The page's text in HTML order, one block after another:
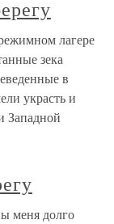
лагере
зека
в
украсть и
Западной
меня долго